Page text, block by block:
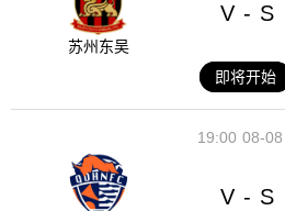
苏州东吴
V - S
即将开始
08-08
19:00
V - S